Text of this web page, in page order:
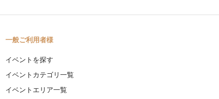
一般ご利用者様
イベントを探す
イベントカテゴリ一覧
イベントエリア一覧